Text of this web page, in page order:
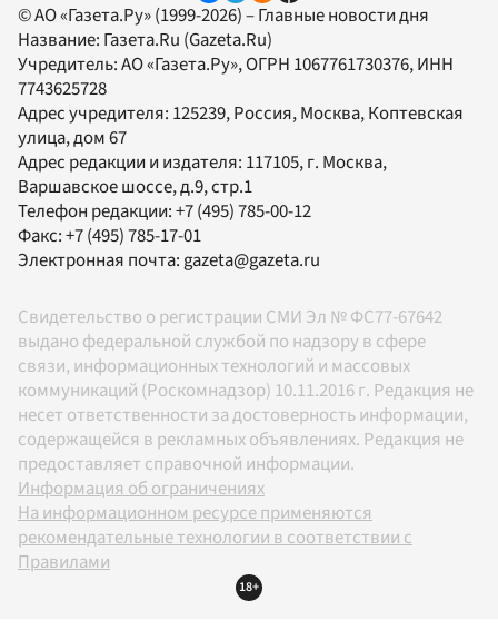
© АО «Газета.Ру» (1999-2026) – Главные новости дня
Название: Газета.Ru (Gazeta.Ru)
Учредитель:АО «Газета.Ру», ОГРН 1067761730376, ИНН
7743625728
Адрес учредителя: 125239, Россия, Москва, Коптевская
улица, дом 67
Адрес редакции и издателя: 117105, г. Москва,
Варшавское шоссе, д.9, стр.1
Телефон редакции:+7 (495) 785-00-12
Факс:+7 (495) 785-17-01
Электронная почта: gazeta@gazeta.ru
Свидетельство о регистрации СМИ Эл № ФС77-67642
выдано федеральной службой по надзору в сфере
связи, информационных технологий и массовых
коммуникаций (Роскомнадзор) 10.11.2016 г. Редакция не
несет ответственности за достоверность информации,
содержащейся в рекламных объявлениях. Редакция не
предоставляет справочной информации.
Информация об ограничениях
На информационном ресурсе применяются
рекомендательные технологии в соответствии с
Правилами
18+